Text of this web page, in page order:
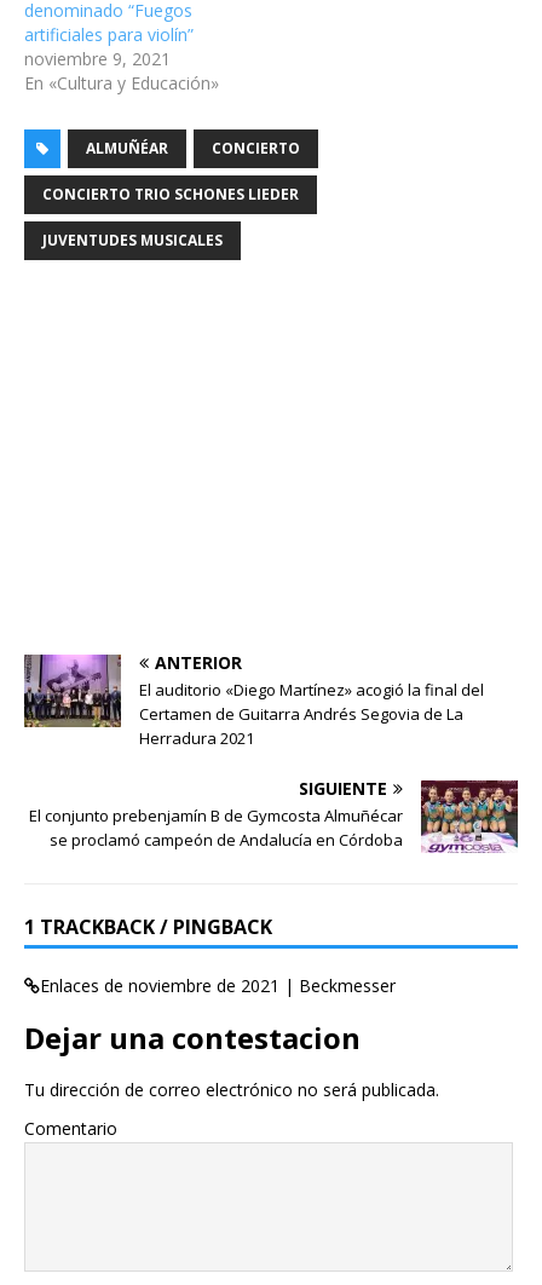
denominado “Fuegos
artificiales para violín”
noviembre 9, 2021
En «Cultura y Educación»
ALMUÑÉAR CONCIERTO
CONCIERTO TRIO SCHONES LIEDER
JUVENTUDES MUSICALES
ANTERIOR
El auditorio «Diego Martínez» acogió la final del
Certamen de Guitarra Andrés Segovia de La
Herradura 2021
SIGUIENTE
El conjunto prebenjamín B de Gymcosta Almuñécar
se proclamó campeón de Andalucía en Córdoba
1 TRACKBACK / PINGBACK
Enlaces de noviembre de 2021 | Beckmesser
Dejar una contestacion
Tu dirección de correo electrónico no será publicada.
Comentario